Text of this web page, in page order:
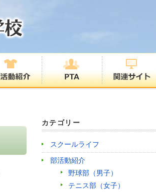
カテゴリー
スクールライフ
部活動紹介
野球部（男子）
テニス部（女子）